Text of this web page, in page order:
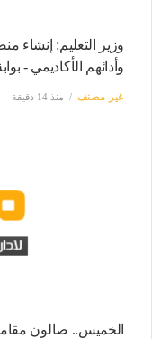
وزير التعليم: إنشاء
وأدائهم الأكاديمي -
غير مصنف منذ 14 دقيقة
الخميس.. صالون